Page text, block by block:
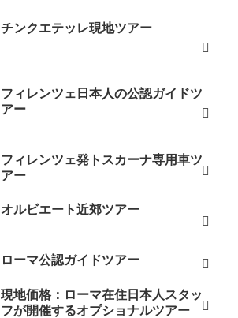
チンクエテッレ現地ツアー
フィレンツェ日本人の公認ガイドツ
アー
フィレンツェ発トスカーナ専用車ツ
アー
オルビエート近郊ツアー
ローマ公認ガイドツアー
現地価格：ローマ在住日本人スタッ
フが開催するオプショナルツアー